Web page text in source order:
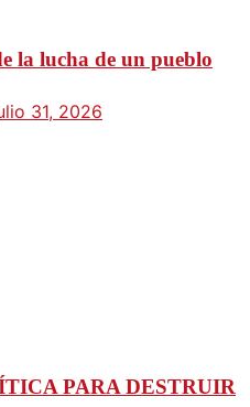
la lucha de un pueblo
31, 2026
PARA DESTRUIR